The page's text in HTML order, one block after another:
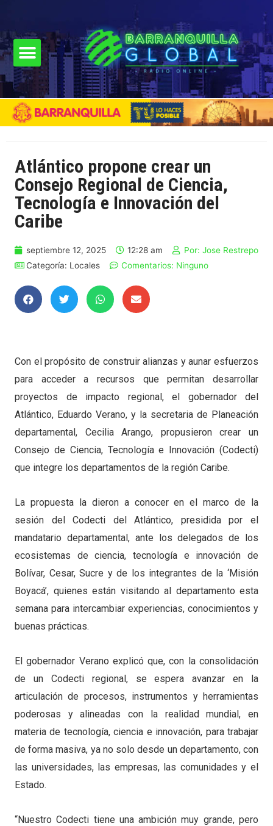
Atlántico propone crear un
Consejo Regional de Ciencia,
Tecnología e Innovación del
Caribe
septiembre 12, 2025 12:28 am Por: Jose Restrepo
Categoría: Locales Comentarios: Ninguno
Con el propósito de construir alianzas y aunar esfuerzos
para acceder a recursos que permitan desarrollar
proyectos de impacto regional, el gobernador del
Atlántico, Eduardo Verano, y la secretaria de Planeación
departamental, Cecilia Arango, propusieron crear un
Consejo de Ciencia, Tecnología e Innovación (Codecti)
que integre los departamentos de la región Caribe.
La propuesta la dieron a conocer en el marco de la
sesión del Codecti del Atlántico, presidida por el
mandatario departamental, ante los delegados de los
ecosistemas de ciencia, tecnología e innovación de
Bolívar, Cesar, Sucre y de los integrantes de la ‘Misión
Boyacá’, quienes están visitando al departamento esta
semana para intercambiar experiencias, conocimientos y
buenas prácticas.
El gobernador Verano explicó que, con la consolidación
de un Codecti regional, se espera avanzar en la
articulación de procesos, instrumentos y herramientas
poderosas y alineadas con la realidad mundial, en
materia de tecnología, ciencia e innovación, para trabajar
de forma masiva, ya no solo desde un departamento, con
las universidades, las empresas, las comunidades y el
Estado.
“Nuestro Codecti tiene una ambición muy grande, pero